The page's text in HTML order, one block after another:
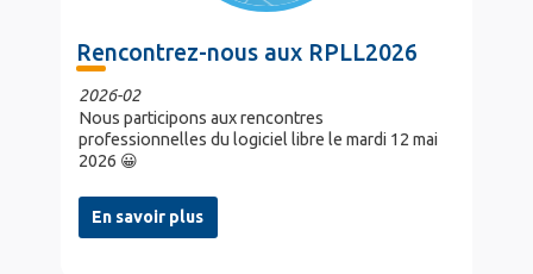
Rencontrez-nous aux RPLL2026
2026-02
Nous participons aux rencontres
professionnelles du logiciel libre le mardi 12 mai
2026 😀
En savoir plus